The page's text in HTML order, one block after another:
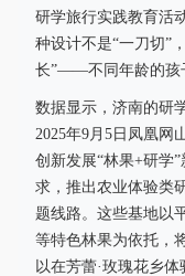
研学旅行实践教育活
种设计不是“一刀切”
长”——不同年龄的孩
数据显示，济南的研
2025年9月5日凤凰网
创新发展“林果+研学
求，推出农业体验类
题线路。这些基地以
等特色林果为依托，
以在芳蕾·玫瑰花乡